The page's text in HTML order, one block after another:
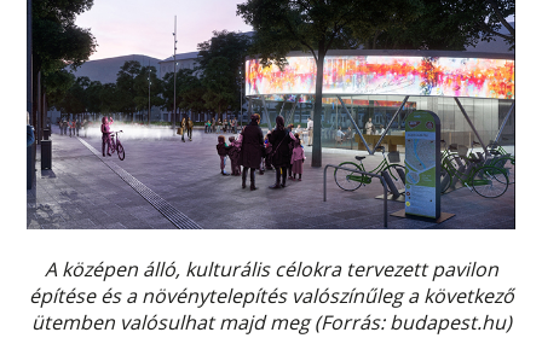
A középen álló, kulturális célokra tervezett pavilon
építése és a növénytelepítés valószínűleg a következő
ütemben valósulhat majd meg (Forrás: budapest.hu)